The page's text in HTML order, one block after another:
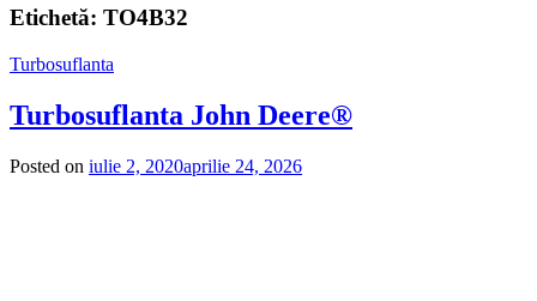
Etichetă: TO4B32
Turbosuflanta
Turbosuflanta John Deere®
Posted on iulie 2, 2020aprilie 24, 2026